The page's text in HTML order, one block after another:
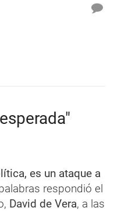
es un ataque a
respondió el
David de Vera, a las